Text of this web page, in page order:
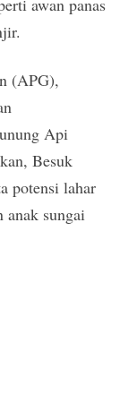
(APG),
Api
Besuk
potensi lahar
anak sungai